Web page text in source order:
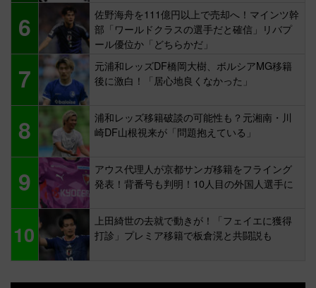
6
佐野海舟を111億円以上で売却へ！マインツ幹
部「ワールドクラスの選手だと確信」リバプ
ール優位か「どちらかだ」
7
元浦和レッズDF橋岡大樹、ボルシアMG移籍
後に激白！「居心地良くなかった」
8
浦和レッズ移籍破談の可能性も？元湘南・川
崎DF山根視来が「問題抱えている」
9
アウス代理人が京都サンガ移籍をフライング
発表！背番号も判明！10人目の外国人選手に
10
上田綺世の去就で動きが！「フェイエに獲得
打診」プレミア移籍で板倉滉と共闘説も